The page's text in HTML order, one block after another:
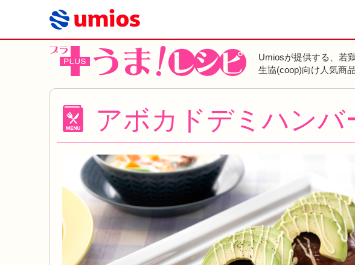
Umiosが提供する、若
生協(coop)向け人気商
アボカドデミハンバ